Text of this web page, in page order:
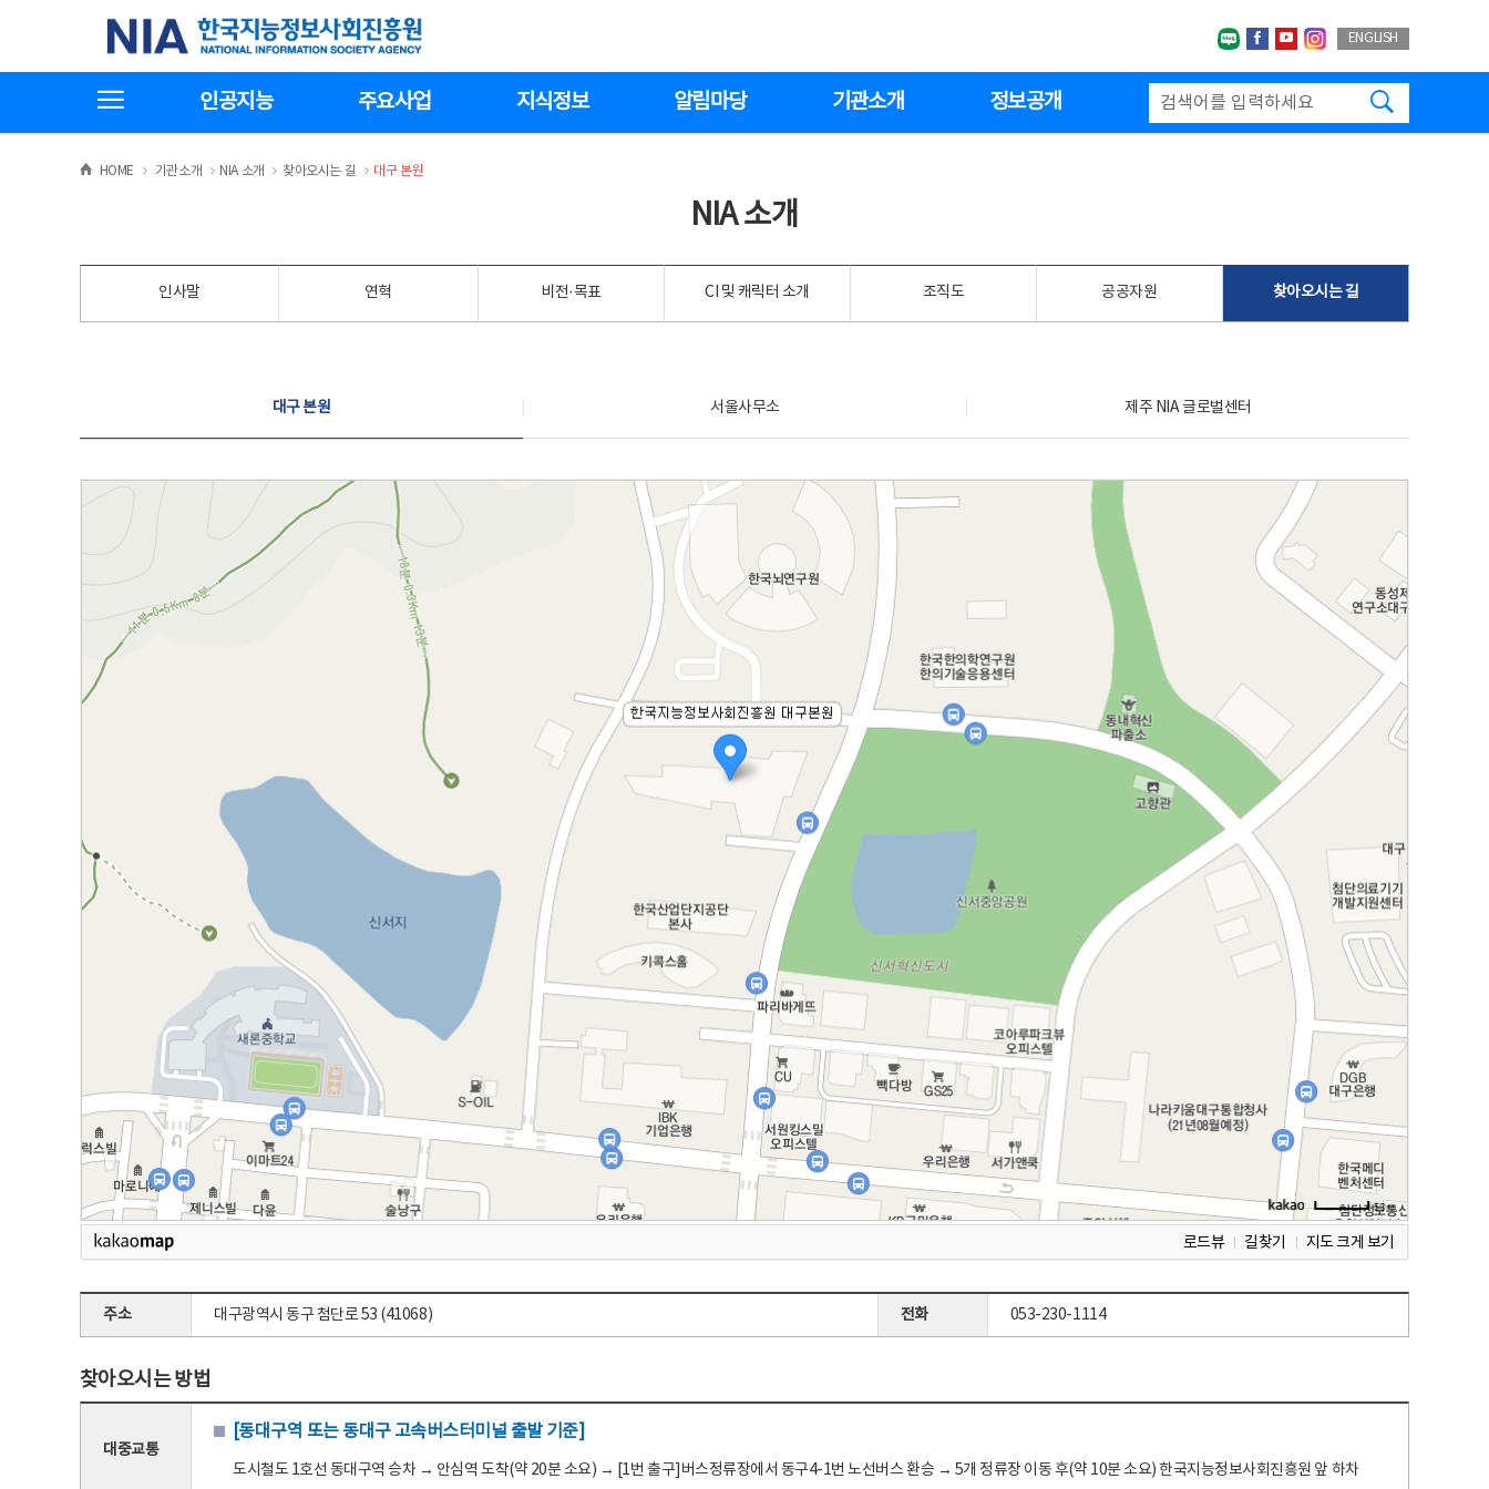
기
한국지능정보사회진흥원
네이버블로그
페이스북
유투브인스타그랩
ENGLISH
인공지능 주요사업 지식정보 알림마당 기관소개 정보공개
HOME >
기관소개 >NIA 소개 >
찾아오시는 길 >
대구 본원
NIA 소개
인사말 연혁 비전·목표 CI 및 캐릭터 소개 조직도 공공자원 찾아오시는 길
대구 본원 서울사무소 제주 NIA 글로벌센터
로드뷰 길찾기 지도 크게 보기
주소 대구광역시 동구 첨단로 53 (41068) 전화 053-230-1114
찾아오시는 방법
대중교통
[동대구역 또는 동대구 고속버스터미널 출발 기준]
도시철도 1호선 동대구역 승차 → 안심역 도착(약 20분 소요) → [1번 출구]버스정류장에서 동구4-1번 노선버스 환승 → 5개 정류장 이동 후(약 10분 소요) 한국지능정보사회진흥원 앞 하차